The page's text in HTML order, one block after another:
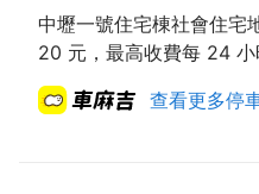
中壢一號住宅棟社會住宅
20 元，最高收費每 24
查看更多停